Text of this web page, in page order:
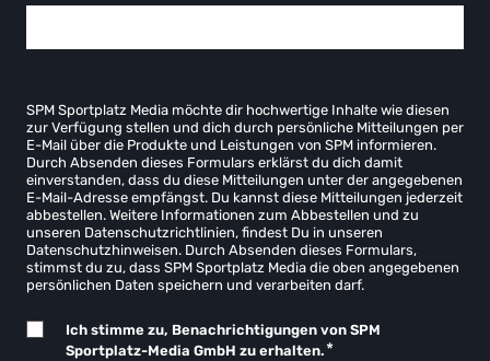
SPM Sportplatz Media möchte dir hochwertige Inhalte wie diesen
zur Verfügung stellen und dich durch persönliche Mitteilungen per
E-Mail über die Produkte und Leistungen von SPM informieren.
Durch Absenden dieses Formulars erklärst du dich damit
einverstanden, dass du diese Mitteilungen unter der angegebenen
E-Mail-Adresse empfängst. Du kannst diese Mitteilungen jederzeit
abbestellen. Weitere Informationen zum Abbestellen und zu
unseren Datenschutzrichtlinien, findest Du in unseren
Datenschutzhinweisen. Durch Absenden dieses Formulars,
stimmst du zu, dass SPM Sportplatz Media die oben angegebenen
persönlichen Daten speichern und verarbeiten darf.
Ich stimme zu, Benachrichtigungen von SPM
Sportplatz-Media GmbH zu erhalten. *